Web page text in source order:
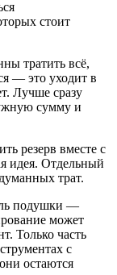
стоит
тратить всё,
— это уходит в
Лучше сразу
сумму и
резерв вместе с
идея. Отдельный
трат.
подушки —
может
Только часть
с
остаются